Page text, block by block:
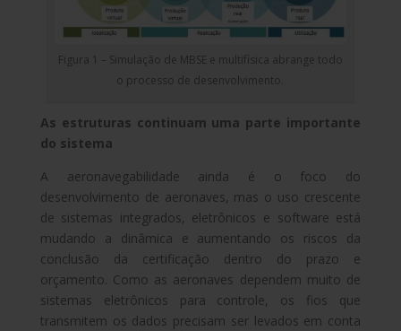
Figura 1 – Simulação de MBSE e multifísica abrange todo
o processo de desenvolvimento.
As estruturas continuam uma parte importante
do sistema
A aeronavegabilidade ainda é o foco do
desenvolvimento de aeronaves, mas o uso crescente
de sistemas integrados, eletrônicos e software está
mudando a dinâmica e aumentando os riscos da
conclusão da certificação dentro do prazo e
orçamento. Como as aeronaves dependem muito de
sistemas eletrônicos para controle, os fios que
transmitem os dados precisam ser levados em conta